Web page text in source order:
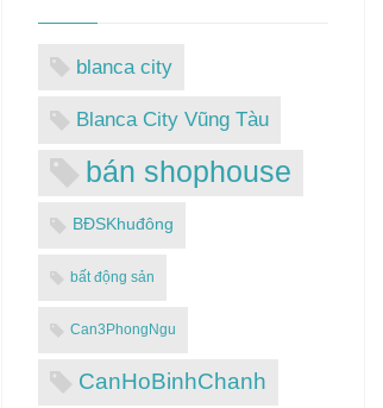
blanca city
Blanca City Vũng Tàu
bán shophouse
BĐSKhuđông
bất động sản
Can3PhongNgu
CanHoBinhChanh